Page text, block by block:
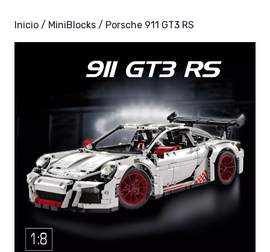
Inicio / MiniBlocks / Porsche 911 GT3 RS